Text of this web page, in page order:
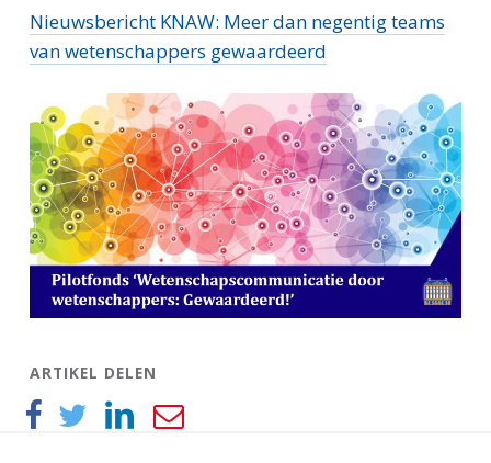
Nieuwsbericht KNAW: Meer dan negentig teams
van wetenschappers gewaardeerd
ARTIKEL DELEN